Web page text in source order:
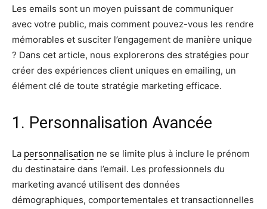
Les emails sont un moyen puissant de communiquer
avec votre public, mais comment pouvez-vous les rendre
mémorables et susciter l’engagement de manière unique
? Dans cet article, nous explorerons des stratégies pour
créer des expériences client uniques en emailing, un
élément clé de toute stratégie marketing efficace.
1. Personnalisation Avancée
La personnalisation ne se limite plus à inclure le prénom
du destinataire dans l’email. Les professionnels du
marketing avancé utilisent des données
démographiques, comportementales et transactionnelles